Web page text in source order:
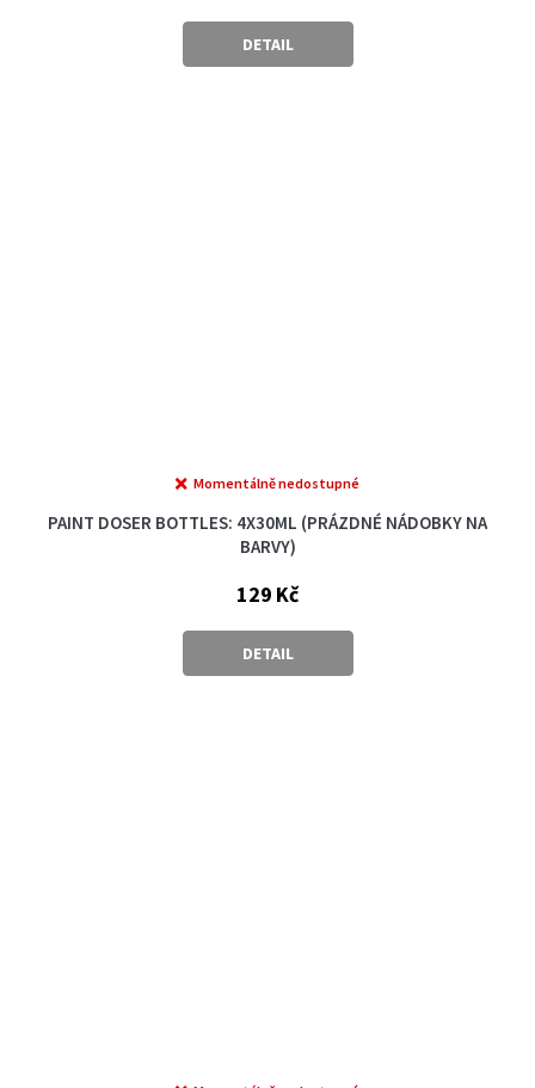
DETAIL
PAINT DOSER BOTTLES: 4X30ML (PRÁZDNÉ NÁDOBKY NA
BARVY)
Momentálně nedostupné
129 Kč
DETAIL